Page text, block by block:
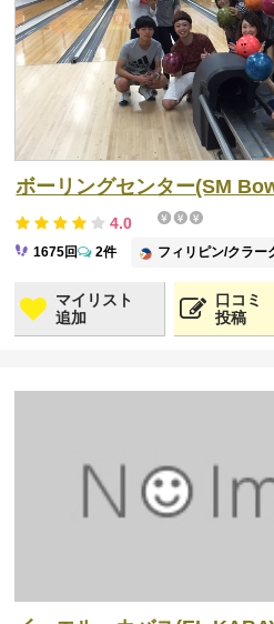
マイリスト
追加
口コミ
投稿
ボーリングセンター(SM
4.0
フィリピン/クラー
1675回 2件